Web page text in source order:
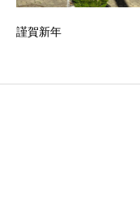
謹賀新年